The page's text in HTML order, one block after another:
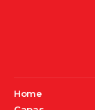
Home